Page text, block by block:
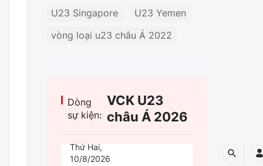
U23 Singapore
U23 Yemen
vòng loại u23 châu Á 2022
Dòng
sự kiện:
VCK U23
châu Á 2026
Thứ Hai,
10/8/2026